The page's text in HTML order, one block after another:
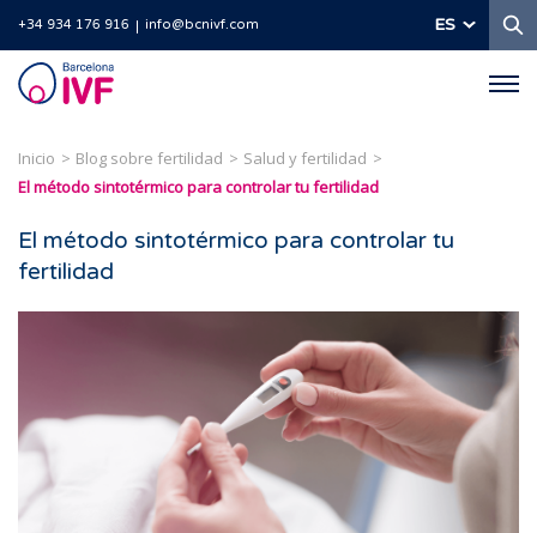
+34 934 176 916 info@bcnivf.com ES
Barcelona
IVF
Inicio Blog sobre fertilidad
Salud y fertilidad
El método sintotérmico para controlar tu fertilidad
El método sintotérmico para controlar tu
fertilidad